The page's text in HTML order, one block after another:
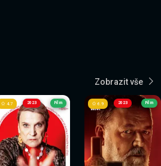
Zobrazit vše
2023
4.7 Film 2023
6.9 Film